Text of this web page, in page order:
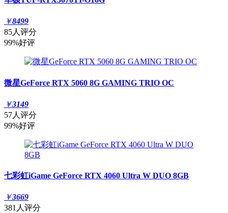
￥8499
85人评分
99%好评
微星GeForce RTX 5060 8G GAMING TRIO OC
￥3149
57人评分
99%好评
七彩虹iGame GeForce RTX 4060 Ultra W DUO 8GB
￥3669
381人评分